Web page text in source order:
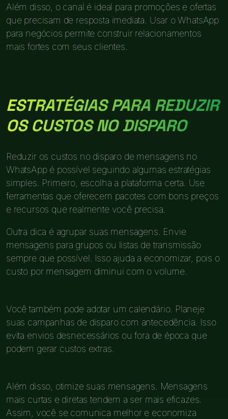
Além disso, o canal é ideal para promoções e ofertas
que precisam de resposta imediata. Usar o WhatsApp
para negócios permite construir relacionamentos
mais fortes com seus clientes.
ESTRATÉGIAS PARA REDUZIR
OS CUSTOS NO DISPARO
Reduzir os custos no disparo de mensagens no
WhatsApp é possível seguindo algumas estratégias
simples. Primeiro, escolha a plataforma certa. Use
ferramentas que oferecem pacotes com bons preços
e recursos que realmente você precisa.
Outra dica é agrupar suas mensagens. Envie
mensagens para grupos ou listas de transmissão
sempre que possível. Isso ajuda a economizar, pois o
custo por mensagem diminui com o volume.
Você também pode adotar um calendário. Planeje
suas campanhas de disparo com antecedência. Isso
evita envios desnecessários ou fora de época que
podem gerar custos extras.
Além disso, otimize suas mensagens. Mensagens
mais curtas e diretas tendem a ser mais eficazes.
Assim, você se comunica melhor e economiza